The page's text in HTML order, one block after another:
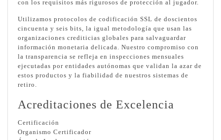
con los requisitos más rigurosos de protección al jugador.
Utilizamos protocolos de codificación SSL de doscientos
cincuenta y seis bits, la igual metodología que usan las
organizaciones crediticias globales para salvaguardar
información monetaria delicada. Nuestro compromiso con
la transparencia se refleja en inspecciones mensuales
ejecutadas por entidades autónomas que validan la azar de
estos productos y la fiabilidad de nuestros sistemas de
retiro.
Acreditaciones de Excelencia
Certificación
Organismo Certificador